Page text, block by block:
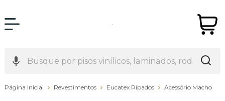
Página Inicial Revestimentos Eucatex Ripados Acessório Macho